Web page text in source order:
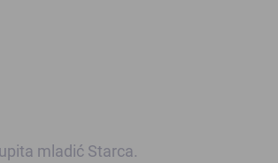
mladić Starca.